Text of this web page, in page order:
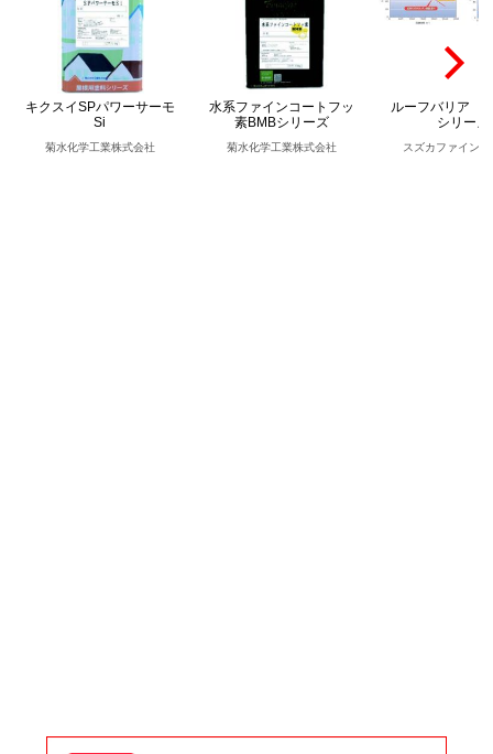
キクスイSPパワーサーモ
Si
菊水化学工業株式会社
水系ファインコートフッ
素BMBシリーズ
菊水化学工業株式会社
ルーフバリア［
シリーズ
スズカファイン